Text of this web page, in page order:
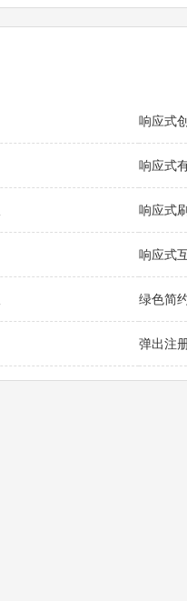
响应式
响应式
响应式
响应式
绿色简
弹出注